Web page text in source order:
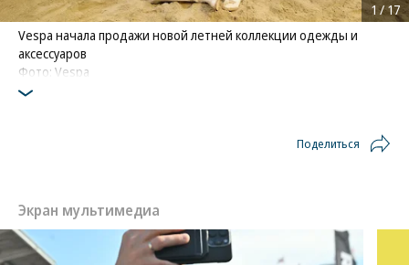
Vespa начала продажи новой летней коллекции одежды и
аксессуаров
Фото: Vespa
1/17
Поделиться
Экран мультимедиа